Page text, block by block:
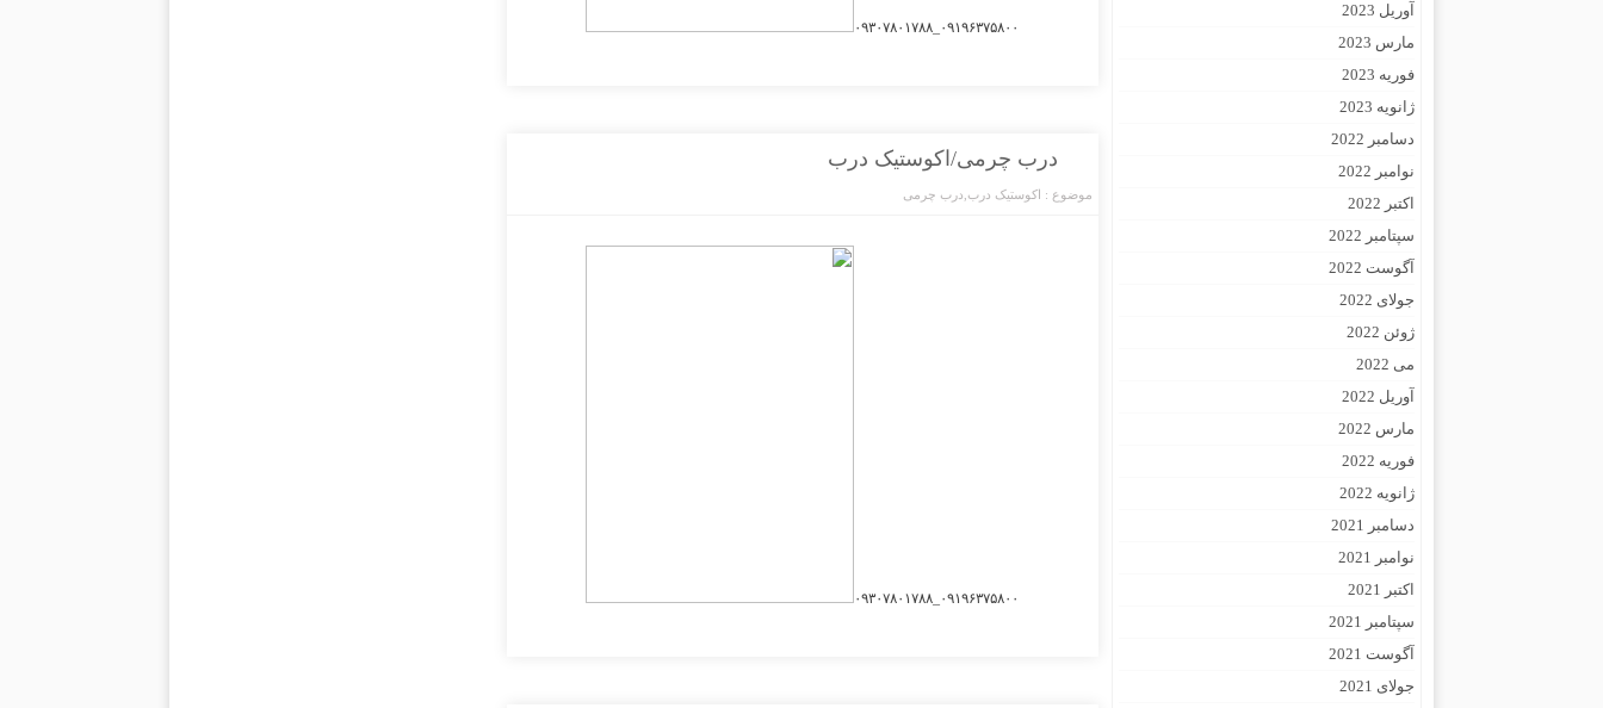
درب چرمی/اکوستیک درب
موضوع : اکوستیک درب درب چرمی
۰۹۱۹۶۳۷۵۸۰۰_۰۹۳۰۷۸۰۱۷۸۸
۰۹۱۹۶۳۷۵۸۰۰_۰۹۳۰۷۸۰۱۷۸۸
آوریل 2023
مارس 2023
فوریه 2023
ژانویه 2023
دسامبر 2022
نوامبر 2022
اکتبر 2022
سپتامبر 2022
آگوست 2022
جولای 2022
ژوئن 2022
می 2022
آوریل 2022
مارس 2022
فوریه 2022
ژانویه 2022
دسامبر 2021
نوامبر 2021
اکتبر 2021
سپتامبر 2021
آگوست 2021
جولای 2021